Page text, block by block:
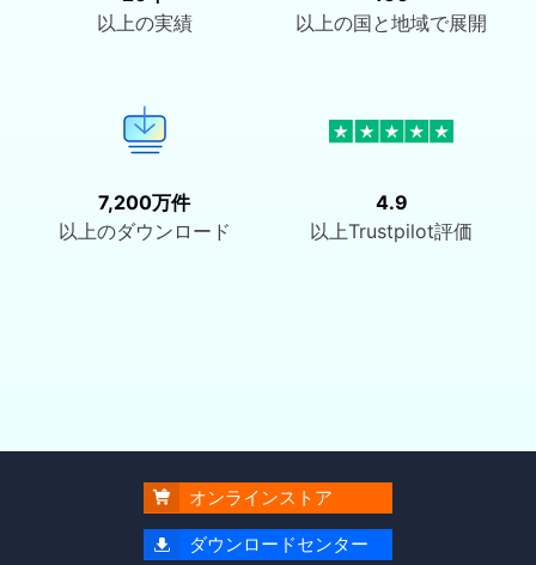
以上の実績
以上の国と地域で展開
7,200万件
以上のダウンロード
4.9
以上Trustpilot評価
 オンラインストア
 ダウンロードセンター